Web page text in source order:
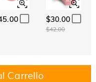
$30.00
$42.00
Carrello